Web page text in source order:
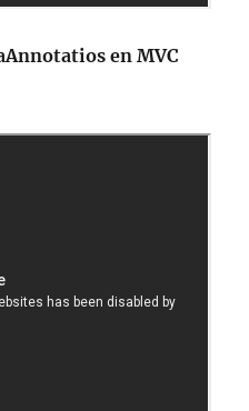
en MVC